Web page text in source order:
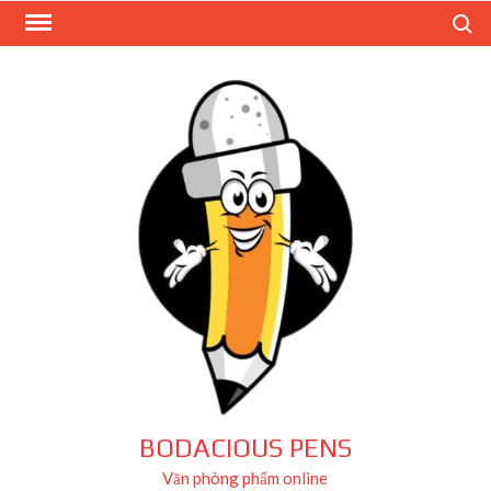
Skip
BODACIOUS PENS
Văn phòng phẩm online